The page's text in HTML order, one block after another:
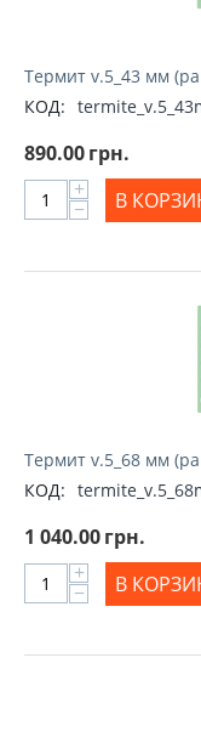
Термит v.5_43 мм
КОД:
890.00грн.
+
− В
Термит v.5_68 мм
КОД:
1 040.00грн.
+
− В